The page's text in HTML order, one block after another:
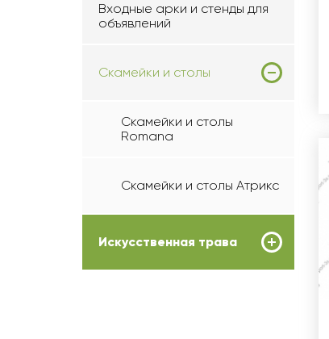
Входные арки и стенды для
объявлений
Скамейки и столы
Скамейки и столы
Romana
Скамейки и столы Атрикс
Искусственная трава